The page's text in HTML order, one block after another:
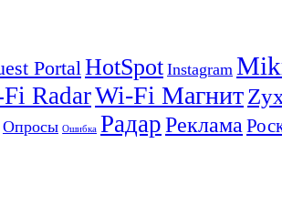
Portal HotSpot Instagram
RadarWi-Fi Магнит
Опросы Ошибка РадарРеклама